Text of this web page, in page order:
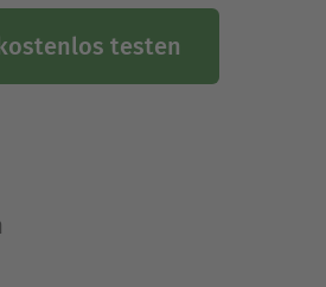
besten Lösungsansätze aus
Wissenschaftliche
testen